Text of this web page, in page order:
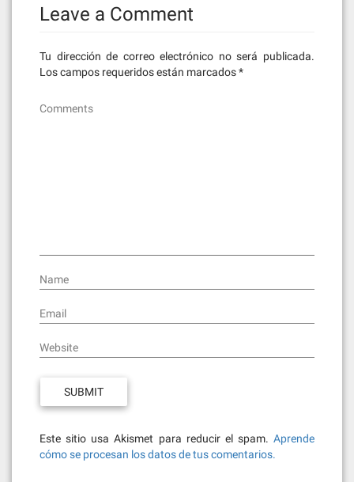
Leave a Comment
Tu dirección de correo electrónico no será publicada.
Los campos requeridos están marcados*
Comments
Name
Email
Website
Este sitio usa Akismet para reducir el spam. Aprende
cómo se procesan los datos de tus comentarios.